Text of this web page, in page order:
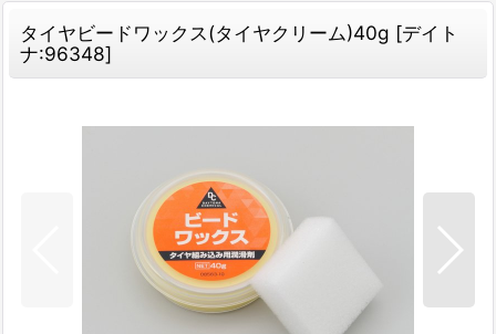
タイヤビードワックス(タイヤクリーム)40g [デイト
ナ:96348]